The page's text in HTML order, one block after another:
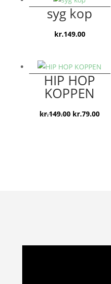
var:
kr.159.00.
er:
syg kop
kr.149.00
HIP HOP
KOPPEN
kr.149.00 Den
kr.79.00Den